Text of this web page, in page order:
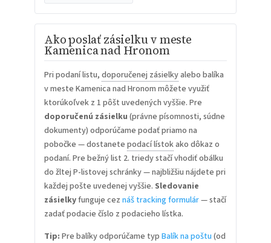
Ako poslať zásielku v meste
Kamenica nad Hronom
Pri podaní listu, doporučenej zásielkyalebo balíka
v meste Kamenica nad Hronom môžete využiť
ktorúkoľvek z 1 pôšt uvedených vyššie. Pre
doporučenú zásielku (právne písomnosti, súdne
dokumenty) odporúčame podať priamo na
pobočke — dostanete podací lístokako dôkaz o
podaní. Pre bežný list 2. triedy stačí vhodiť obálku
do žltej P-listovej schránky — najbližšiu nájdete pri
každej pošte uvedenej vyššie. Sledovanie
zásielkyfunguje cez náš tracking formulár— stačí
zadať podacie číslo z podacieho lístka.
Tip: Pre balíky odporúčame typ Balík na poštu (od